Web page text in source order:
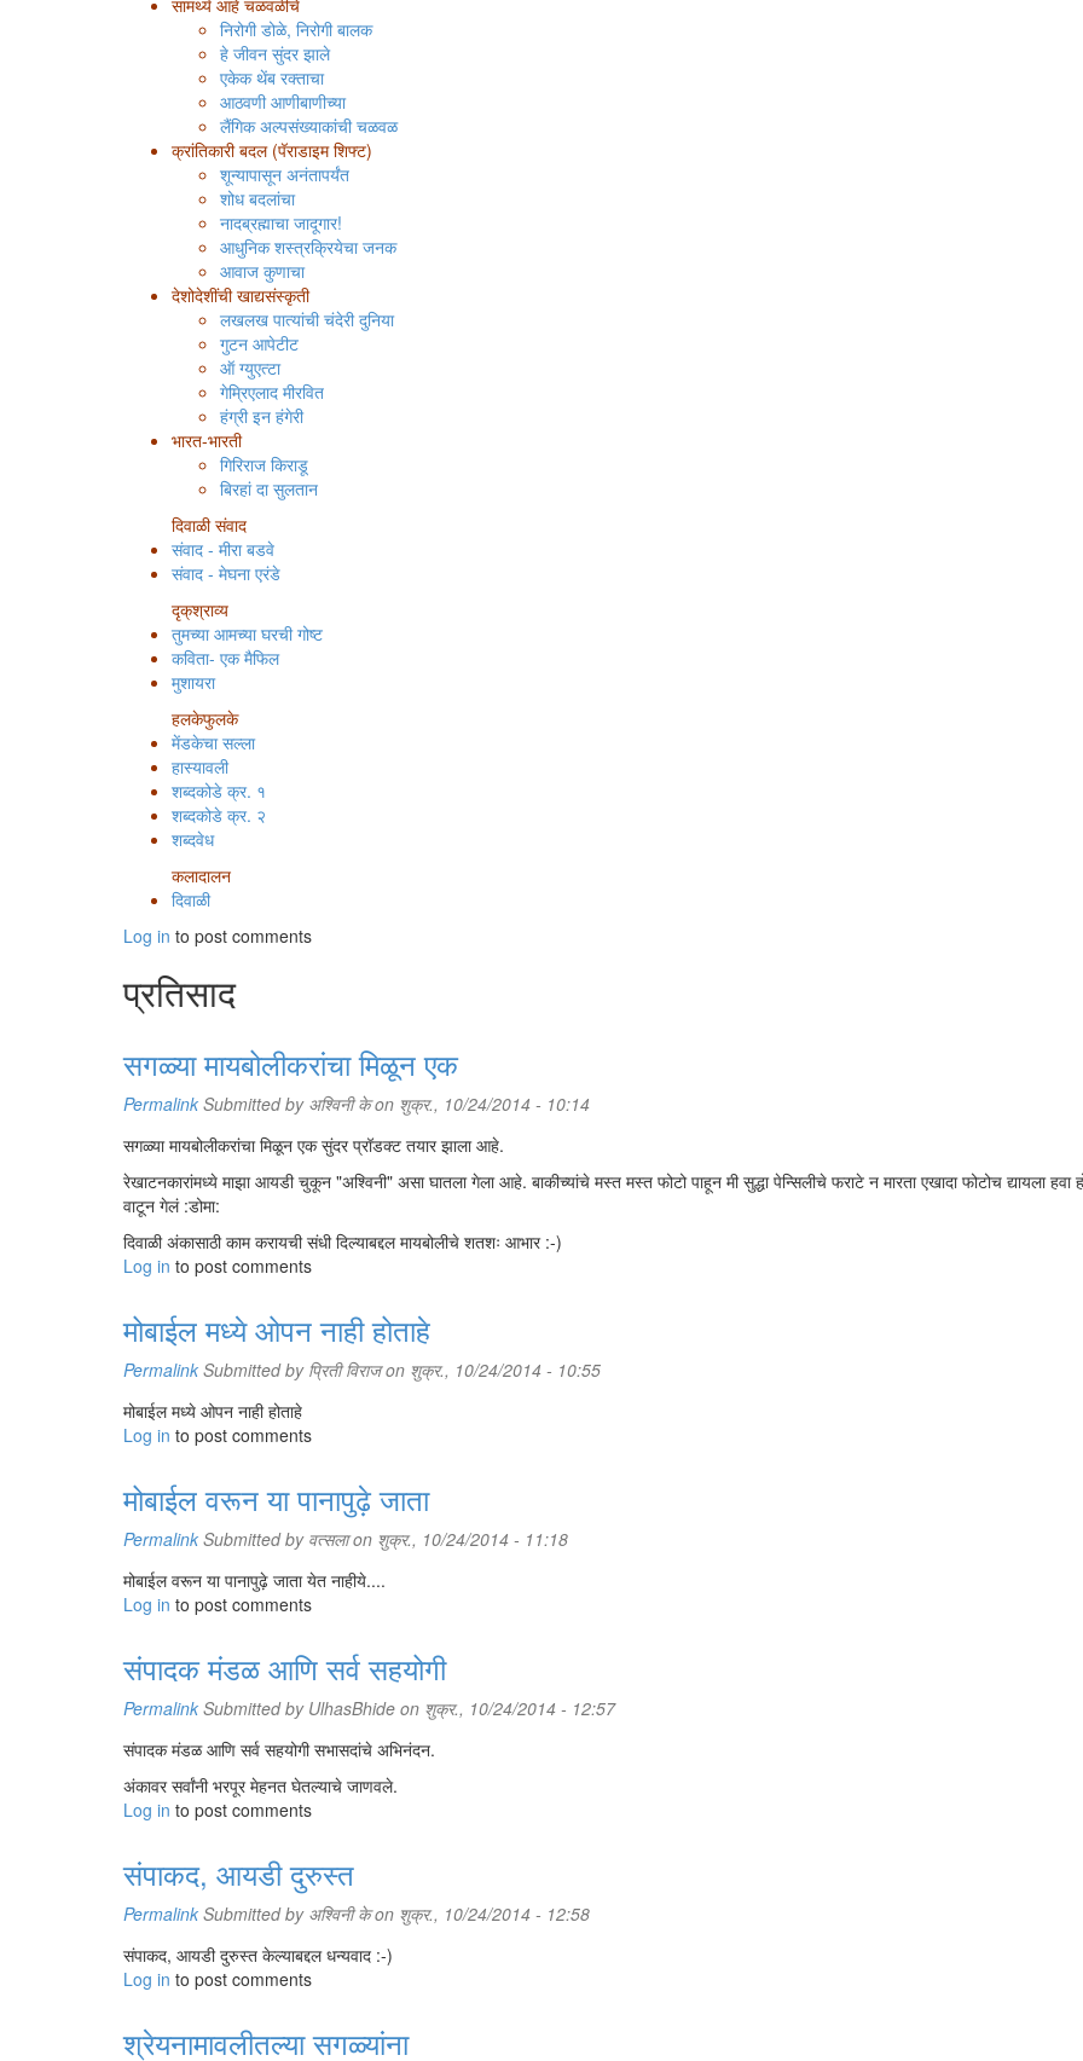
सामर्थ्य आहे चळवळीचे
निरोगी डोळे, निरोगी बालक
हे जीवन सुंदर झाले
एकेक थेंब रक्ताचा
आठवणी आणीबाणीच्या
लैंगिक अल्पसंख्याकांची चळवळ
क्रांतिकारी बदल (पॅराडाइम शिफ्ट)
शून्यापासून अनंतापर्यंत
शोध बदलांचा
नादब्रह्माचा जादूगार!
आधुनिक शस्त्रक्रियेचा जनक
आवाज कुणाचा
देशोदेशींची खाद्यसंस्कृती
लखलख पात्यांची चंदेरी दुनिया
गुटन आपेटीट
ऑ ग्युएत्टा
गेम्रिएलाद मीरवित
हंग्री इन हंगेरी
भारत-भारती
गिरिराज किराडू
बिरहां दा सुलतान
दिवाळी संवाद
संवाद - मीरा बडवे
संवाद - मेघना एरंडे
दृक्‌श्राव्य
तुमच्या आमच्या घरची गोष्ट
कविता- एक मैफिल
मुशायरा
हलकेफुलके
मेंडकेचा सल्ला
हास्यावली
शब्दकोडे क्र. १
शब्दकोडे क्र. २
शब्दवेध
कलादालन
दिवाळी
Log in to post comments
प्रतिसाद
सगळ्या मायबोलीकरांचा मिळून एक
Permalink Submitted by अश्विनी केon शुक्र., 10/24/2014 - 10:14
सगळ्या मायबोलीकरांचा मिळून एक सुंदर प्रॉडक्ट तयार झाला आहे.
रेखाटनकारांमध्ये माझा आयडी चुकून "अश्विनी" असा घातला गेला आहे. बाकीच्यांचे मस्त मस्त फोटो पाहून मी सुद्धा पेन्सिलीचे फराटे न मारता एखादा फोटोच द्यायला हवा
वाटून गेलं :डोमा:
दिवाळी अंकासाठी काम करायची संधी दिल्याबद्दल मायबोलीचे शतशः आभार :-)
Log in to post comments
मोबाईल मध्ये ओपन नाही होताहे
Permalink Submitted by प्रिती विराजon शुक्र., 10/24/2014 - 10:55
मोबाईल मध्ये ओपन नाही होताहे
Log in to post comments
मोबाईल वरून या पानापुढ़े जाता
Permalink Submitted by वत्सलाon शुक्र., 10/24/2014 - 11:18
मोबाईल वरून या पानापुढ़े जाता येत नाहीये....
Log in to post comments
संपादक मंडळ आणि सर्व सहयोगी
Permalink Submitted by UlhasBhide on शुक्र., 10/24/2014 - 12:57
संपादक मंडळ आणि सर्व सहयोगी सभासदांचे अभिनंदन.
अंकावर सर्वांनी भरपूर मेहनत घेतल्याचे जाणवले.
Log in to post comments
संपाकद, आयडी दुरुस्त
Permalink Submitted by अश्विनी केon शुक्र., 10/24/2014 - 12:58
संपाकद, आयडी दुरुस्त केल्याबद्दल धन्यवाद :-)
Log in to post comments
श्रेयनामावलीतल्या सगळ्यांना